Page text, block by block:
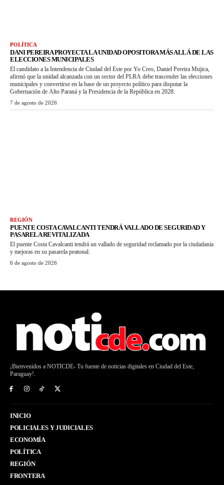
POLÍTICA
DANI PEREIRA PROYECTA LA UNIDAD OPOSITORA MÁS ALLÁ DE LAS
ELECCIONES MUNICIPALES
El candidato a la Intendencia de Ciudad del Este por Yo Creo, Daniel Pereira Mujica,
afirmó que la unidad alcanzada con un sector del PLRA debe trascender las elecciones
municipales y convertirse en la base de un proyecto político para disputar la
Gobernación de Alto Paraná y la Presidencia de la República en 2028.
7 de agosto de 2026
REGIÓN
PUENTE COSTA CAVALCANTI TENDRÁ VALLADO DE SEGURIDAD Y
PASARELA REVITALIZADA
El puente Costa Cavalcanti tendrá un vallado de seguridad reclamado por la ciudadanía
y mejoras en su pasarela peatonal.
6 de agosto de 2026
¡Bienvenidos a NOTICDE- Tu fuente de noticias digitales en Ciudad del Este,
Paraguay!.
INICIO
POLICIALES Y JUDICIALES
ECONOMÍA
POLÍTICA
REGIÓN
FRONTERA